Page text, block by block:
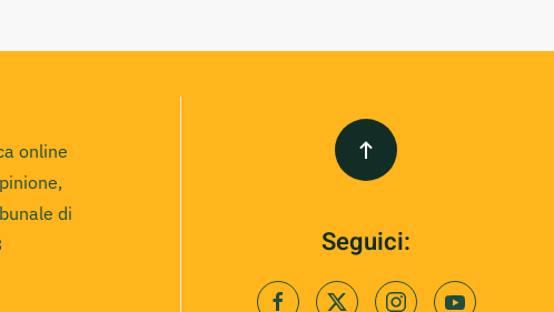
online
di
Seguici: